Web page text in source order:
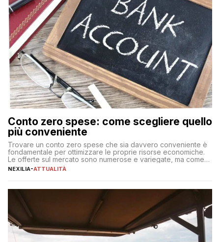
Conto zero spese: come scegliere quello
più conveniente
Trovare un conto zero spese che sia davvero conveniente è
fondamentale per ottimizzare le proprie risorse economiche.
Le offerte sul mercato sono numerose e variegate, ma come
individuare quella più adatta alle proprie esigenze senza
sul […]
NEXILIA-ATTUALITÀ